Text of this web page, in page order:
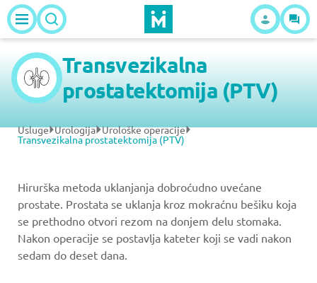
Transvezikalna
prostatektomija (PTV)
Usluge Urologija Urološke operacije
Transvezikalna prostatektomija (PTV)
Hirurška metoda uklanjanja dobroćudno uvećane
prostate. Prostata se uklanja kroz mokraćnu bešiku koja
se prethodno otvori rezom na donjem delu stomaka.
Nakon operacije se postavlja kateter koji se vadi nakon
sedam do deset dana.